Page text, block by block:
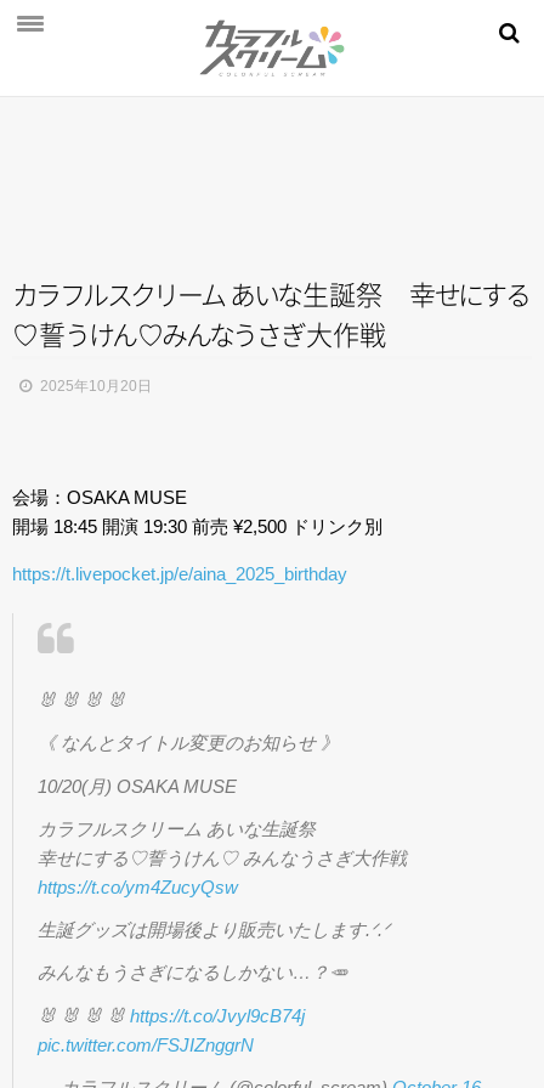
MOVIE
AUDITION
STORE
カラフルスク リ ーム あいな生誕祭 幸せにする
♡誓う けん♡みんなう さぎ大作戦
2025年10月20日
会場：OSAKA MUSE
開場 18:45 開演 19:30 前売 ¥2,500 ドリンク別
https://t.livepocket.jp/e/aina_2025_birthday
🐰 🐰 🐰 🐰
《 なんとタイトル変更のお知らせ 》
10/20(月) OSAKA MUSE
カラフルスクリーム あいな生誕祭
幸せにする♡誓うけん♡ みんなうさぎ大作戦
https://t.co/ym4ZucyQsw
生誕グッズは開場後より販売いたします.ᐟ.ᐟ
みんなもうさぎになるしかない…？🥕
🐰 🐰 🐰 🐰 https://t.co/Jvyl9cB74j
pic.twitter.com/FSJIZnggrN